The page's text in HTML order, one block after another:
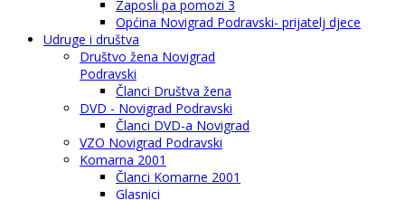
Zaposli pa pomozi 3
Općina Novigrad Podravski- prijatelj djece
Udruge i društva
Društvo žena Novigrad
Podravski
Članci Društva žena
DVD - Novigrad Podravski
Članci DVD-a Novigrad
VZO Novigrad Podravski
Komarna 2001
Članci Komarne 2001
Glasnici